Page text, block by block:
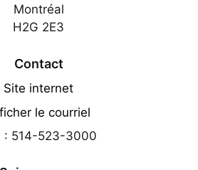
Montréal
H2G 2E3
Contact
Site internet
le courriel
: 514-523-3000